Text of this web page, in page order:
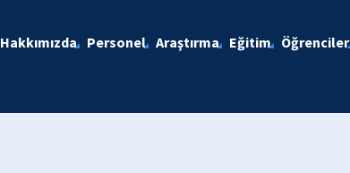
Hakkımızda Personel Araştırma Eğitim Öğrenciler